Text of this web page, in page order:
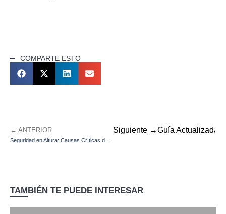
COMPARTE ESTO
← ANTERIOR Siguiente →Guía Actualizada
TAMBIÉN TE PUEDE INTERESAR